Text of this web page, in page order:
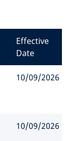
Effective
Date
10/09/2026
10/09/2026